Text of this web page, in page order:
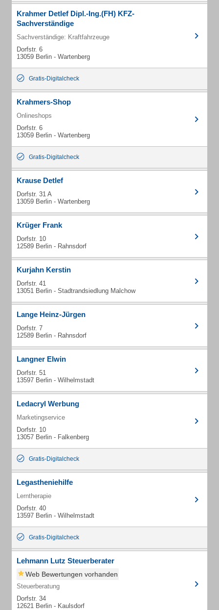
Krahmer Detlef Dipl.-Ing.(FH) KFZ-
Sachverständige
Sachverständige: Kraftfahrzeuge
Dorfstr. 6
13059 Berlin - Wartenberg
Gratis-Digitalcheck
Krahmers-Shop
Onlineshops
Dorfstr. 6
13059 Berlin - Wartenberg
Gratis-Digitalcheck
Krause Detlef
Dorfstr. 31 A
13059 Berlin - Wartenberg
Krüger Frank
Dorfstr. 10
12589 Berlin - Rahnsdorf
Kurjahn Kerstin
Dorfstr. 41
13051 Berlin - Stadtrandsiedlung Malchow
Lange Heinz-Jürgen
Dorfstr. 7
12589 Berlin - Rahnsdorf
Langner Elwin
Dorfstr. 51
13597 Berlin - Wilhelmstadt
Ledacryl Werbung
Marketingservice
Dorfstr. 10
13057 Berlin - Falkenberg
Gratis-Digitalcheck
Legastheniehilfe
Lerntherapie
Dorfstr. 40
13597 Berlin - Wilhelmstadt
Gratis-Digitalcheck
Lehmann Lutz Steuerberater
Web Bewertungen vorhanden
Steuerberatung
Dorfstr. 34
12621 Berlin - Kaulsdorf